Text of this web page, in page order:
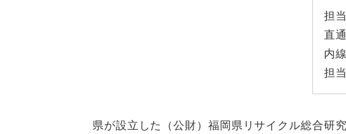
担
直通
内線
担
県が設立した（公財）福岡県リサイクル総合研